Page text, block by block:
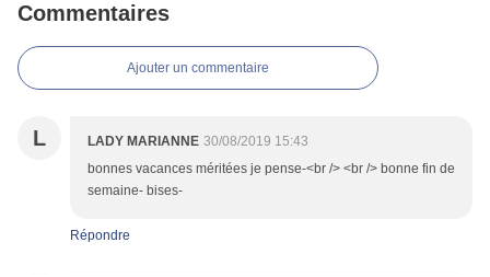
Commentaires
Ajouter un commentaire
L LADY MARIANNE 30/08/2019 15:43
bonnes vacances méritées je pense-<br /> <br /> bonne fin de
semaine- bises-
Répondre